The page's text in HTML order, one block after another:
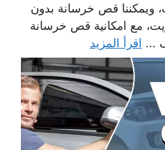
ويمكننا قص خرسانة بدون
مع امكانية قص خرسانة
... اقرأ المزيد